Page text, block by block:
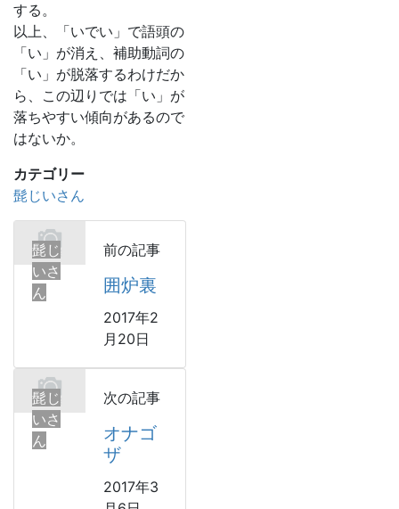
する。
以上、「いでい」で語頭の
「い」が消え、補助動詞の
「い」が脱落するわけだか
ら、この辺りでは「い」が
落ちやすい傾向があるので
はないか。
カテゴリー
髭じいさん
髭じ
いさ
ん
前の記事
囲炉裏
2017年2
月20日
髭じ
いさ
ん
次の記事
オナゴ
ザ
2017年3